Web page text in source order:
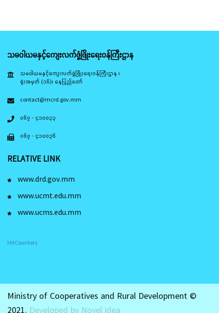
သမဝါယမနှင့်ကျေးလက်ဖွံ့ဖြိုးရေးဝန်ကြီးဌာန
သမဝါယမနှင့်ကျေးလက်ဖွံ့ဖြိုးရေးဝန်ကြီးဌာန ၊
ရုံးအမှတ် (၁၆)၊ နေပြည်တော်
contact@mcrd.gov.mm
၀၆၇ - ၄၁၀၀၃၃
၀၆၇ - ၄၁၀၀၃၆
RELATIVE LINK
www.drd.gov.mm
www.ucmt.edu.mm
www.ucms.edu.mm
HitCounters
Ministry of Cooperatives and Rural Development ©
2021. Developed by Novel idea